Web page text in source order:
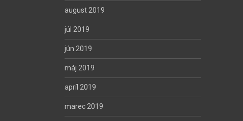
august 2019
júl 2019
jún 2019
máj 2019
apríl 2019
marec 2019